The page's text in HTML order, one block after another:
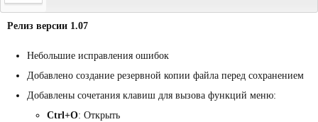
Релиз версии 1.07
Небольшие исправления ошибок
Добавлено создание резервной копии файла перед сохранением
Добавлены сочетания клавиш для вызова функций меню:
Ctrl+O: Открыть